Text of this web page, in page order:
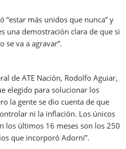
“estar más unidos que nunca” y
una demostración clara de que si
se va a agravar”.
de ATE Nación, Rodolfo Aguiar,
elegido para solucionar los
la gente se dio cuenta de que
ni la inflación. Los únicos
los últimos 16 meses son los 250
que incorporó Adorni”.